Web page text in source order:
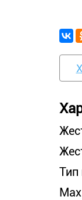
Тип